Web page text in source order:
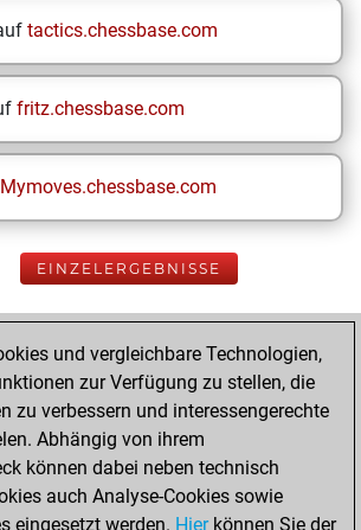
tactics.chessbase.com
fritz.chessbase.com
Mymoves.chessbase.com
EINZELERGEBNISSE
Latest App
Montag, August
3, 2026
und vergleichbare Technologien,
zur Verfügung zu stellen, die
zu verbessern und interessengerechte
Abhängig von ihrem
können dabei neben technisch
auch Analyse-Cookies sowie
eingesetzt werden. Hierkönnen Sie der